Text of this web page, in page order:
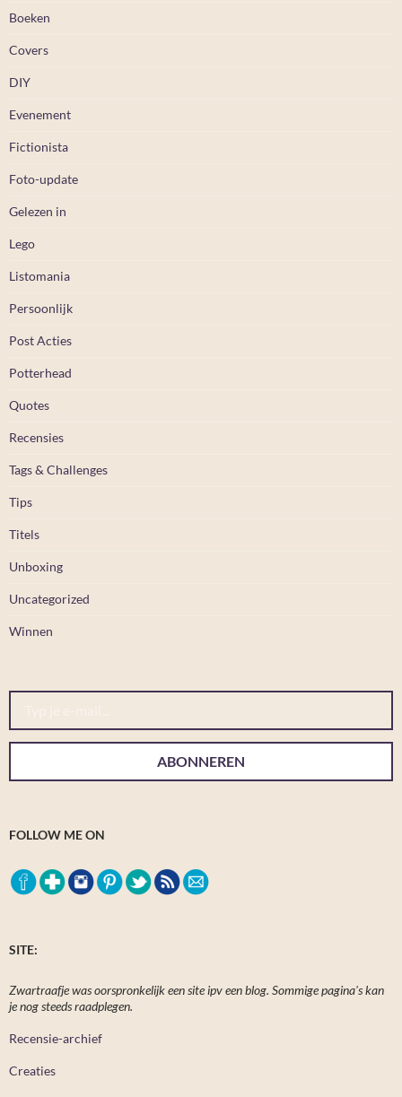
Boeken
Covers
DIY
Evenement
Fictionista
Foto-update
Gelezen in
Lego
Listomania
Persoonlijk
Post Acties
Potterhead
Quotes
Recensies
Tags & Challenges
Tips
Titels
Unboxing
Uncategorized
Winnen
Typ je e-mail...
ABONNEREN
FOLLOW ME ON
SITE:
Zwartraafje was oorspronkelijk een site ipv een blog. Sommige pagina's kan
je nog steeds raadplegen.
Recensie-archief
Creaties